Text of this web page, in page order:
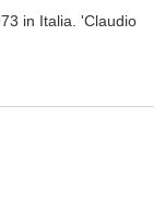
in Italia. 'Claudio